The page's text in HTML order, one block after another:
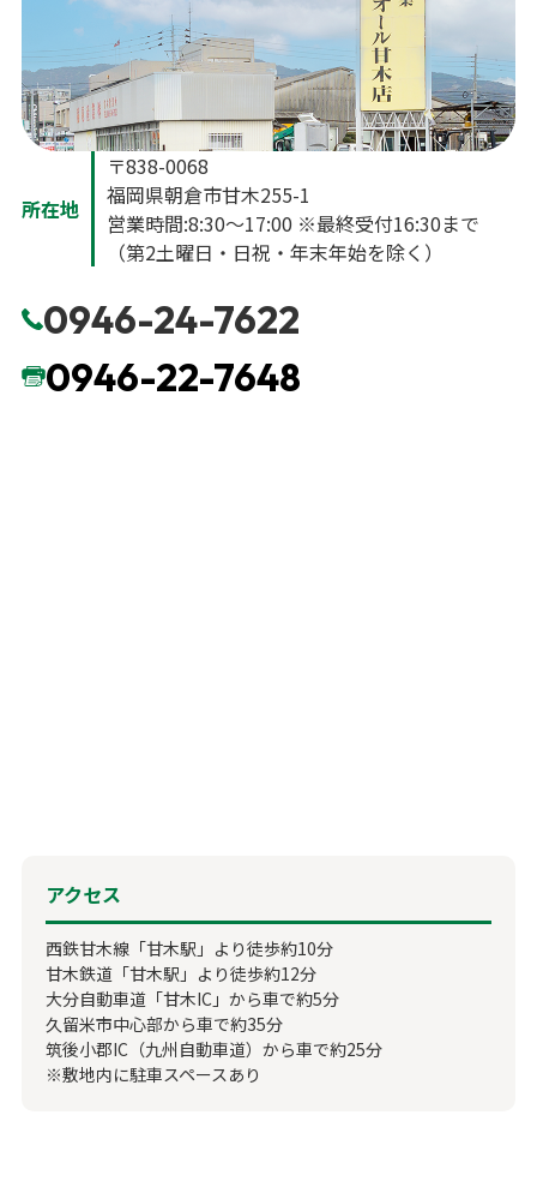
所在地
〒838-0068
福岡県朝倉市甘木255-1
営業時間:8:30〜17:00 ※最終受付16:30まで
（第2土曜日・日祝・年末年始を除く）
0946-24-7622
0946-22-7648
アクセス
西鉄甘木線「甘木駅」より徒歩約10分
甘木鉄道「甘木駅」より徒歩約12分
大分自動車道「甘木IC」から車で約5分
久留米市中心部から車で約35分
筑後小郡IC（九州自動車道）から車で約25分
※敷地内に駐車スペースあり